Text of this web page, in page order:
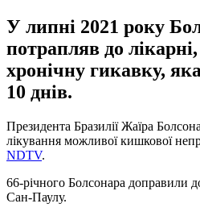
У липні 2021 року
потрапляв до лікарні,
хронічну гикавку,
10 днів.
Президента Бразилії Жаїра
лікування можливої ​​кишкової
NDTV.
66-річного Болсонара доправили
Сан-Паулу.